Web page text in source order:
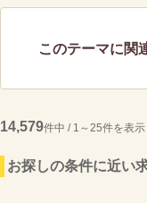
このテーマに関
14,579件中 / 1～25件を表示
お探しの条件に近い